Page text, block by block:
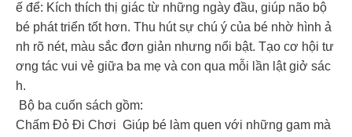
ế để: Kích thích thị giác từ những ngày đầu, giúp não bộ
bé phát triển tốt hơn. Thu hút sự chú ý của bé nhờ hình ả
nh rõ nét, màu sắc đơn giản nhưng nổi bật. Tạo cơ hội tư
ơng tác vui vẻ giữa ba mẹ và con qua mỗi lần lật giở sác
h.
Bộ ba cuốn sách gồm:
Chấm Đỏ Đi Chơi Giúp bé làm quen với những gam mà